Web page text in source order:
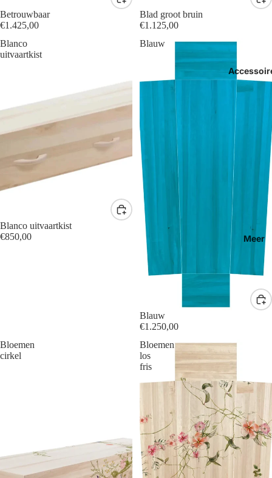
Meer
Betrouwbaar
€1.425,00
Blad groot bruin
€1.125,00
Blanco
uitvaartkist
Blanco uitvaartkist
€850,00
Blauw
Blauw
€1.250,00
Bloemen
cirkel
Bloemen
los
fris